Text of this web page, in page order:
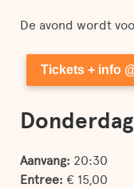
De avond wordt
Tickets + info
Aanvang: 20:30
Entree: € 15,00